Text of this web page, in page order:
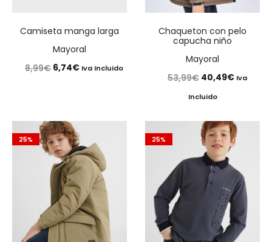
Camiseta manga larga
Mayoral
8,99€ El
era:
8,99€.
6,74€El
es:
6,74€.
Iva Incluido
Chaqueton con pelo
capucha niño
Mayoral
53,99€ El
precio
era:
53,99€.
40,49€El
es:
40,49€.
Iva
Incluido
25% 25%